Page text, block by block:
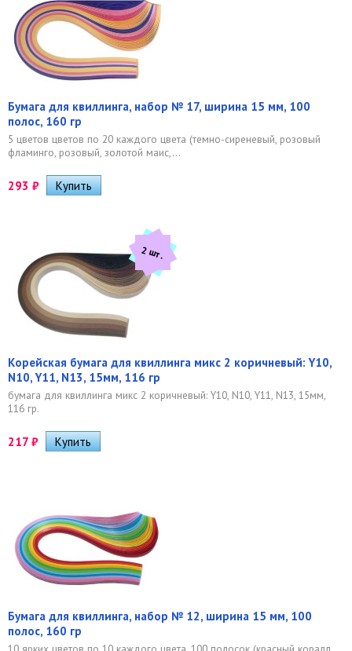
Бумага для квиллинга, набор № 17, ширина 15 мм, 100
полос, 160 гр
5 цветов цветов по 20 каждого цвета (темно-сиреневый, розовый
фламинго, розовый, золотой маис,...
293 ₽
2 шт.
Корейская бумага для квиллинга микс 2 коричневый: Y10,
N10, Y11, N13, 15мм, 116 гр
бумага для квиллинга микс 2 коричневый: Y10, N10, Y11, N13, 15мм,
116 гр.
217 ₽
Бумага для квиллинга, набор № 12, ширина 15 мм, 100
полос, 160 гр